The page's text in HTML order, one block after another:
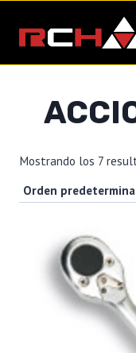
contenido
Mostrando los 7